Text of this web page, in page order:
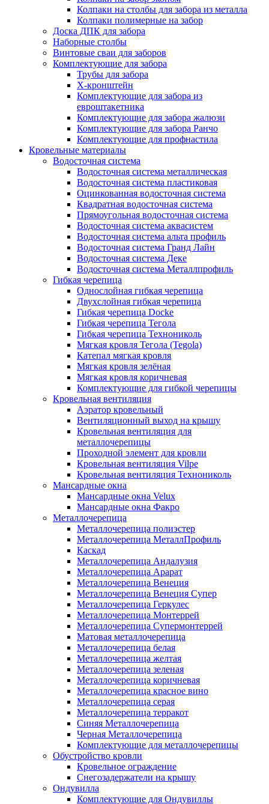
Колпаки на столбы для забора из металла
Колпаки полимерные на забор
Доска ДПК для забора
Наборные столбы
Винтовые сваи для заборов
Комплектующие для забора
Трубы для забора
Х-кронштейн
Комплектующие для забора из
евроштакетника
Комплектующие для забора жалюзи
Комплектующие для забора Ранчо
Комплектующие для профнастила
Кровельные материалы
Водосточная система
Водосточная система металлическая
Водосточная система пластиковая
Оцинкованная водосточная система
Квадратная водосточная система
Прямоугольная водосточная система
Водосточная система аквасистем
Водосточная система альта профиль
Водосточная система Гранд Лайн
Водосточная система Деке
Водосточная система Металлпрофиль
Гибкая черепица
Однослойная гибкая черепица
Двухслойная гибкая черепица
Гибкая черепица Docke
Гибкая черепица Тегола
Гибкая черепица Технониколь
Мягкая кровля Тегола (Tegola)
Катепал мягкая кровля
Мягкая кровля зелёная
Мягкая кровля коричневая
Комплектующие для гибкой черепицы
Кровельная вентиляция
Аэратор кровельный
Вентиляционный выход на крышу
Кровельная вентиляция для
металлочерепицы
Проходной элемент для кровли
Кровельная вентиляция Vilpe
Кровельная вентиляция Технониколь
Мансардные окна
Мансардные окна Velux
Мансардные окна Факро
Металлочерепица
Металлочерепица полиэстер
Металлочерепица МеталлПрофиль
Каскад
Металлочерепица Андалузия
Металлочерепица Арарат
Металлочерепица Венеция
Металлочерепица Венеция Супер
Металлочерепица Геркулес
Металлочерепица Монтеррей
Металлочерепица Супермонтеррей
Матовая металлочерепица
Металлочерепица белая
Металлочерепица желтая
Металлочерепица зеленая
Металлочерепица коричневая
Металлочерепица красное вино
Металлочерепица серая
Металлочерепица терракот
Синяя Металлочерепица
Черная Металлочерепица
Комплектующие для металлочерепицы
Обустройство кровли
Кровельное ограждение
Снегозадержатели на крышу
Ондувилла
Комплектующие для Ондувиллы